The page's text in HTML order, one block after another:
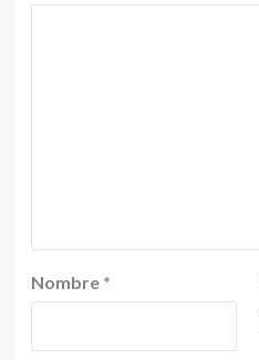
Nombre *